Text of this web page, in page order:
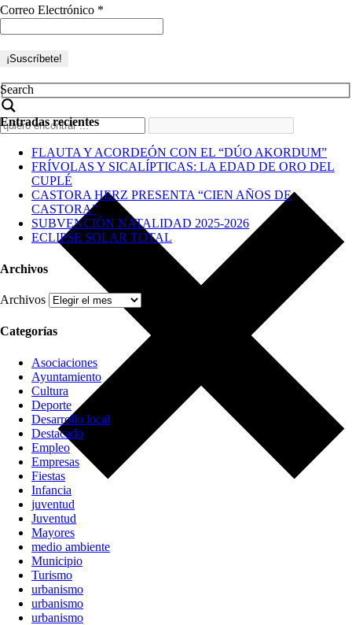
Correo Electrónico *
Search
Entradas recientes
FLAUTA Y ACORDEÓN CON EL “DÚO AKORDUM”
FRÍVOLAS Y SICALÍPTICAS: LA EDAD DE ORO DEL
CUPLÉ
CASTORA HERZ PRESENTA “CIEN AÑOS DE
CASTORA”
SUBVENCIÓN NATALIDAD 2025-2026
ECLIPSE SOLAR TOTAL
Archivos
Archivos
Categorías
Asociaciones
Ayuntamiento
Cultura
Deporte
Desarrollo local
Destacado
Empleo
Empresas
Fiestas
Infancia
juventud
Juventud
Mayores
medio ambiente
Municipio
Turismo
urbanismo
urbanismo
urbanismo